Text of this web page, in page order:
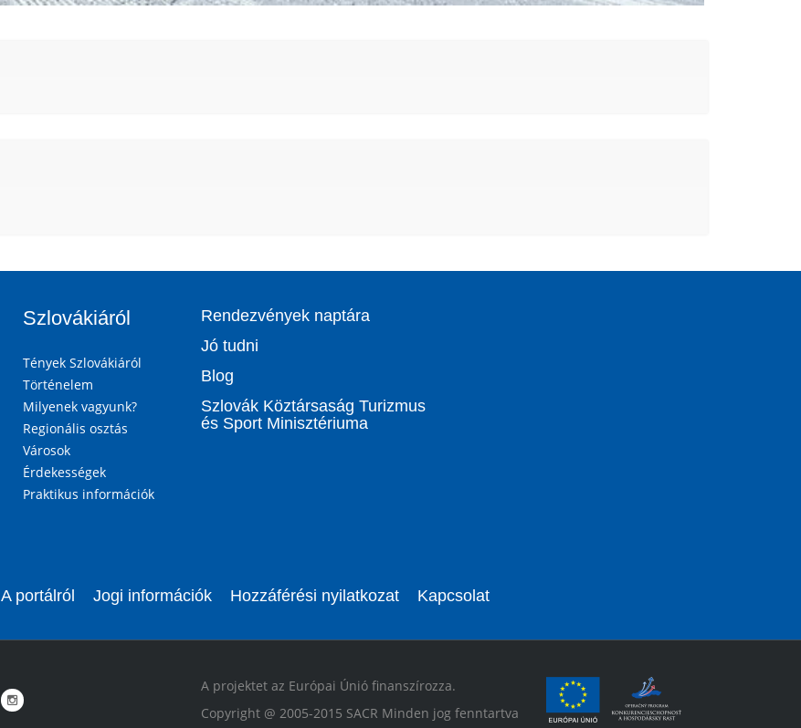
Szlovákiáról
Tények Szlovákiáról
Történelem
Milyenek vagyunk?
Regionális osztás
Városok
Érdekességek
Praktikus információk
Rendezvények naptára
Jó tudni
Blog
Szlovák Köztársaság Turizmus
és Sport Minisztériuma
A portálról Jogi információk Hozzáférési nyilatkozat Kapcsolat
A projektet az Európai Únió finanszírozza.
Copyright @ 2005-2015 SACR Minden jog fenntartva